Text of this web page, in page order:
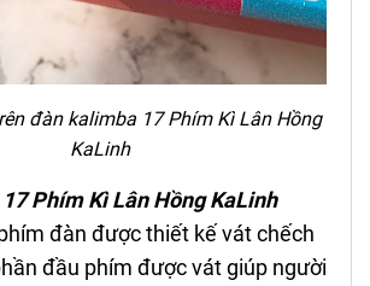
đàn kalimba 17 Phím Kì Lân Hồng
KaLinh
PhímKì Lân HồngKaLinh
đàn được thiết kế vát chếch
đầu phím được vát giúp người